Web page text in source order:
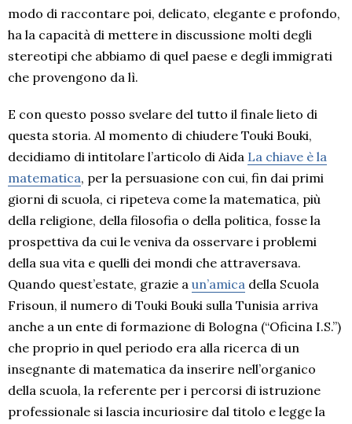
modo di raccontare poi, delicato, elegante e profondo,
ha la capacità di mettere in discussione molti degli
stereotipi che abbiamo di quel paese e degli immigrati
che provengono da lì.
E con questo posso svelare del tutto il finale lieto di
questa storia. Al momento di chiudere Touki Bouki,
decidiamo di intitolare l’articolo di Aida La chiave è la
matematica, per la persuasione con cui, fin dai primi
giorni di scuola, ci ripeteva come la matematica, più
della religione, della filosofia o della politica, fosse la
prospettiva da cui le veniva da osservare i problemi
della sua vita e quelli dei mondi che attraversava.
Quando quest’estate, grazie a un’amica della Scuola
Frisoun, il numero di Touki Bouki sulla Tunisia arriva
anche a un ente di formazione di Bologna (“Oficina I.S.”)
che proprio in quel periodo era alla ricerca di un
insegnante di matematica da inserire nell’organico
della scuola, la referente per i percorsi di istruzione
professionale si lascia incuriosire dal titolo e legge la